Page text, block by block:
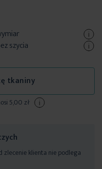
szycia
tkaniny
5,00 zł
zlecenie klienta nie podlega